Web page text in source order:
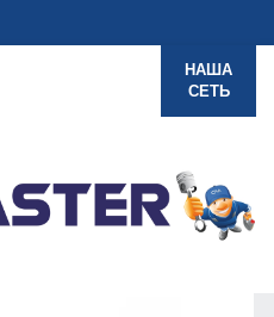
НАША
СЕТЬ